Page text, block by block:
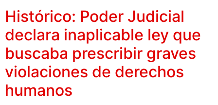
Histórico: Poder Judicial
declara inaplicable ley que
buscaba prescribir graves
violaciones de derechos
humanos